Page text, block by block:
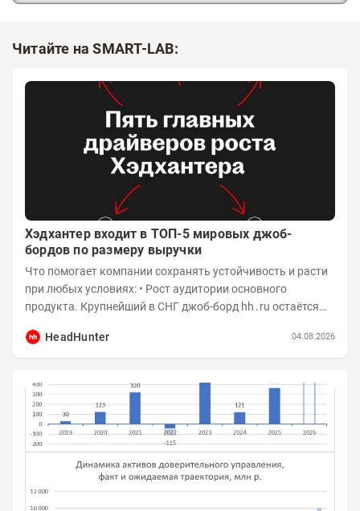
Читайте на SMART-LAB:
Хэдхантер входит в ТОП-5 мировых джоб-
бордов по размеру выручки
Что помогает компании сохранять устойчивость и расти
при любых условиях: • Рост аудитории основного
продукта. Крупнейший в СНГ джоб-борд hh․ru остаётся
HeadHunter
04.08.2026